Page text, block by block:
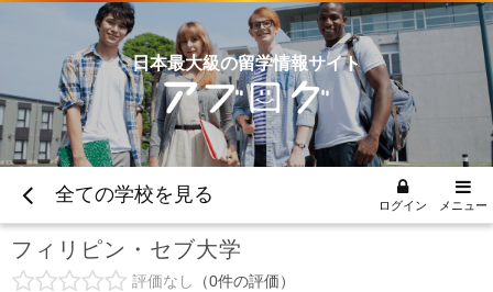
日本最大級の留学情報サイト
全ての学校を見る ログイン メニュー
フィリピン・セブ大学
評価なし 0件の評価